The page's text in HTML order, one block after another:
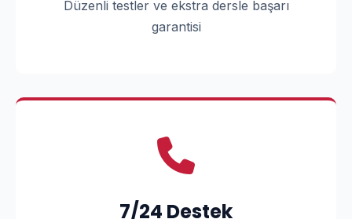
Düzenli testler ve ekstra dersle başarı
garantisi
7/24 Destek